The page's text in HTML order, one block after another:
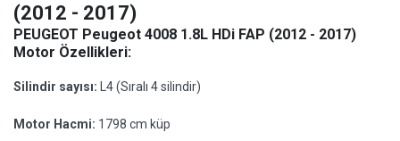
(2012 - 2017)
PEUGEOT Peugeot 4008 1.8L HDi FAP (2012 - 2017)
Motor Özellikleri:
Silindir sayısı: L4 (Sıralı 4 silindir)
Motor Hacmi: 1798 cm küp